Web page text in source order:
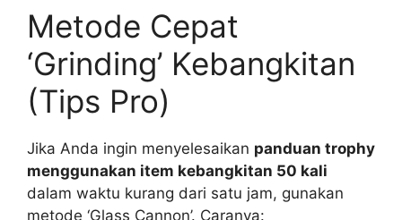
Metode Cepat
‘Grinding’ Kebangkitan
(Tips Pro)
Jika Anda ingin menyelesaikan panduan trophy
menggunakan item kebangkitan 50 kali
dalam waktu kurang dari satu jam, gunakan
metode ‘Glass Cannon’. Caranya: